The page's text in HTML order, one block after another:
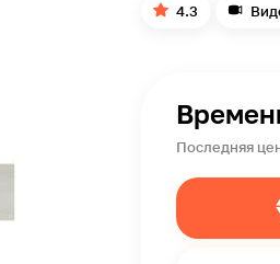
4.3
Последняя